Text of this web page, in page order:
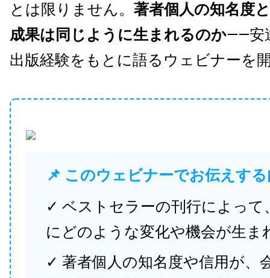
とは限りません。 著者個人の知名度
成果は同じように生まれるのか——安
出版経験をもとに語るウェビナーを
📌 このウェビナーでお伝えす
✓ ベストセラーの刊行によって
にどのような変化や機会が生ま
✓ 著者個人の知名度や信用が、